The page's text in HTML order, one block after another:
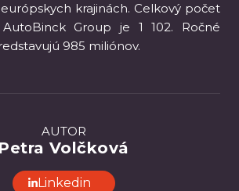
AUTOR
Petra Volčková
Linkedin
krajinách. Celkový počet
AutoBinck Group je 1 102. Ročné
985 miliónov.